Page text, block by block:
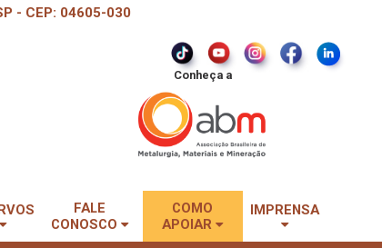
- CEP: 04605-030
Conheça a
FALE
CONOSCO
COMO
APOIAR
IMPRENSA